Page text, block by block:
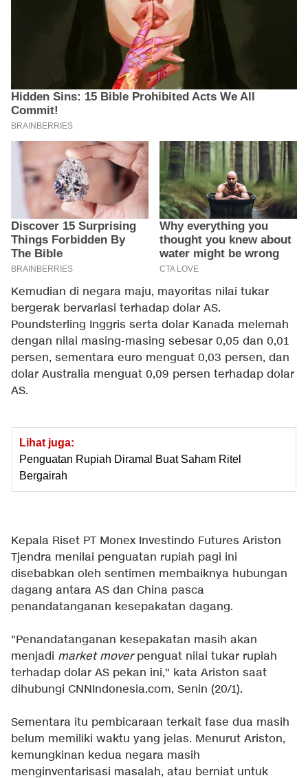
Kemudian di negara maju, mayoritas nilai tukar
bergerak bervariasi terhadap dolar AS.
Poundsterling Inggris serta dolar Kanada melemah
dengan nilai masing-masing sebesar 0,05 dan 0,01
persen, sementara euro menguat 0,03 persen, dan
dolar Australia menguat 0,09 persen terhadap dolar
AS.
Lihat juga:
Penguatan Rupiah Diramal Buat Saham Ritel
Bergairah
Kepala Riset PT Monex Investindo Futures Ariston
Tjendra menilai penguatan rupiah pagi ini
disebabkan oleh sentimen membaiknya hubungan
dagang antara AS dan China pasca
penandatanganan kesepakatan dagang.
"Penandatanganan kesepakatan masih akan
menjadi market moverpenguat nilai tukar rupiah
terhadap dolar AS pekan ini," kata Ariston saat
dihubungi CNNIndonesia.com, Senin (20/1).
Sementara itu pembicaraan terkait fase dua masih
belum memiliki waktu yang jelas. Menurut Ariston,
kemungkinan kedua negara masih
menginventarisasi masalah, atau berniat untuk